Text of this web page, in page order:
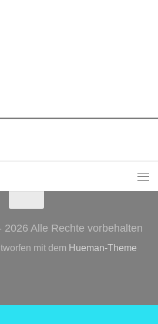
Alle Rechte vorbehalten
mit dem Hueman-Theme